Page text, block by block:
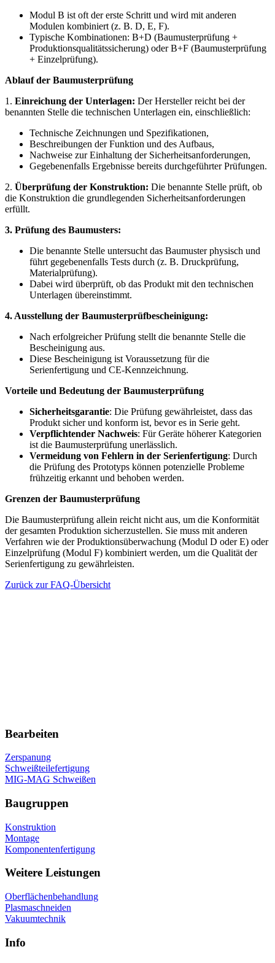
Modul B ist oft der erste Schritt und wird mit anderen
Modulen kombiniert (z. B. D, E, F).
Typische Kombinationen: B+D (Baumusterprüfung +
Produktionsqualitätssicherung) oder B+F (Baumusterprüfung
+ Einzelprüfung).
Ablauf der Baumusterprüfung
1. Einreichung der Unterlagen: Der Hersteller reicht bei der
benannten Stelle die technischen Unterlagen ein, einschließlich:
Technische Zeichnungen und Spezifikationen,
Beschreibungen der Funktion und des Aufbaus,
Nachweise zur Einhaltung der Sicherheitsanforderungen,
Gegebenenfalls Ergebnisse bereits durchgeführter Prüfungen.
2. Überprüfung der Konstruktion: Die benannte Stelle prüft, ob
die Konstruktion die grundlegenden Sicherheitsanforderungen
erfüllt.
3. Prüfung des Baumusters:
Die benannte Stelle untersucht das Baumuster physisch und
führt gegebenenfalls Tests durch (z. B. Druckprüfung,
Materialprüfung).
Dabei wird überprüft, ob das Produkt mit den technischen
Unterlagen übereinstimmt.
4. Ausstellung der Baumusterprüfbescheinigung:
Nach erfolgreicher Prüfung stellt die benannte Stelle die
Bescheinigung aus.
Diese Bescheinigung ist Voraussetzung für die
Serienfertigung und CE-Kennzeichnung.
Vorteile und Bedeutung der Baumusterprüfung
Sicherheitsgarantie: Die Prüfung gewährleistet, dass das
Produkt sicher und konform ist, bevor es in Serie geht.
Verpflichtender Nachweis: Für Geräte höherer Kategorien
ist die Baumusterprüfung unerlässlich.
Vermeidung von Fehlern in der Serienfertigung: Durch
die Prüfung des Prototyps können potenzielle Probleme
frühzeitig erkannt und behoben werden.
Grenzen der Baumusterprüfung
Die Baumusterprüfung allein reicht nicht aus, um die Konformität
der gesamten Produktion sicherzustellen. Sie muss mit anderen
Verfahren wie der Produktionsüberwachung (Modul D oder E) oder
Einzelprüfung (Modul F) kombiniert werden, um die Qualität der
Serienfertigung zu gewährleisten.
Zurück zur FAQ-Übersicht
Bearbeiten
Zerspanung
Schweißteilefertigung
MIG-MAG Schweißen
Baugruppen
Konstruktion
Montage
Komponentenfertigung
Weitere Leistungen
Oberflächenbehandlung
Plasmaschneiden
Vakuumtechnik
Info